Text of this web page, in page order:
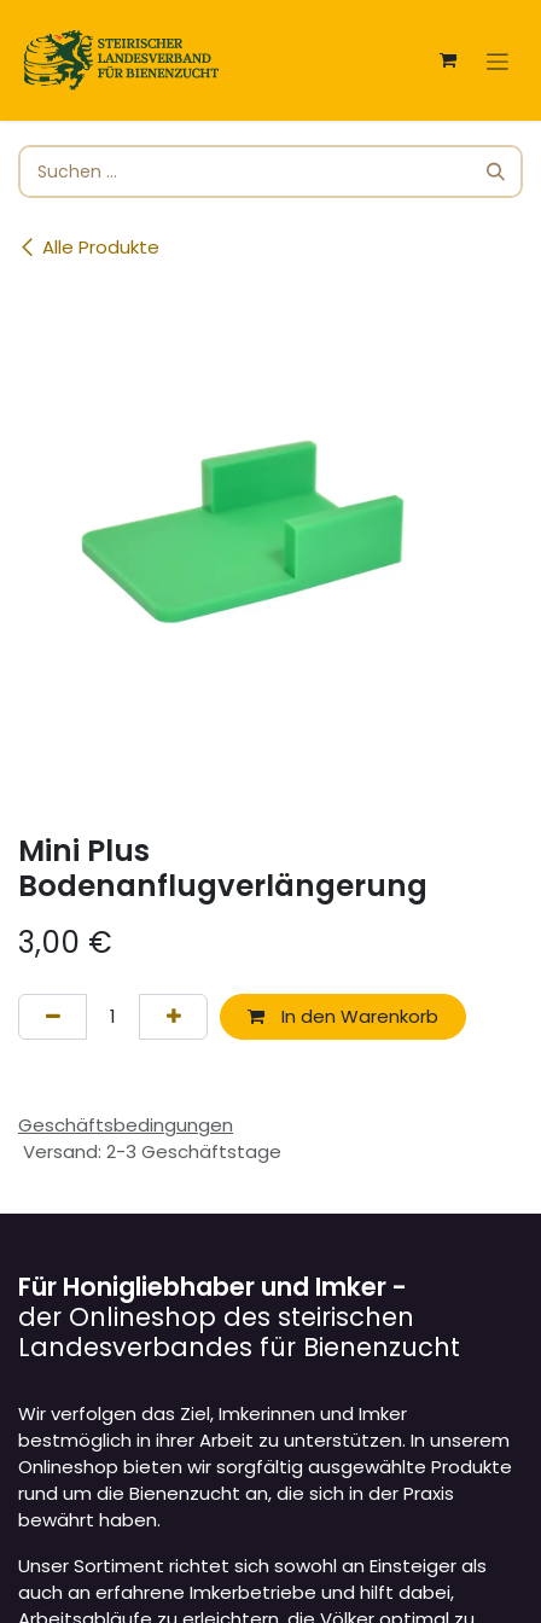
Alle Produkte
Mini Plus
Bodenanflugverlängerung
3,00 €
In den Warenkorb
Geschäftsbedingungen
Versand: 2-3 Geschäftstage
Für Honigliebhaber und Imker -
der Onlineshop des steirischen
Landesverbandes für Bienenzucht
Wir verfolgen das Ziel, Imkerinnen und Imker
bestmöglich in ihrer Arbeit zu unterstützen. In unserem
Onlineshop bieten wir sorgfältig ausgewählte Produkte
rund um die Bienenzucht an, die sich in der Praxis
bewährt haben.
Unser Sortiment richtet sich sowohl an Einsteiger als
auch an erfahrene Imkerbetriebe und hilft dabei,